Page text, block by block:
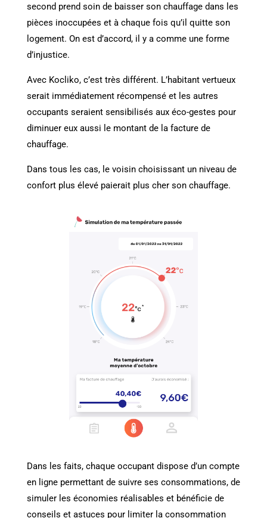
second prend soin de baisser son chauffage dans les
pièces inoccupées et à chaque fois qu’il quitte son
logement. On est d’accord, il y a comme une forme
d’injustice.
Avec Kocliko, c’est très différent. L’habitant vertueux
serait immédiatement récompensé et les autres
occupants seraient sensibilisés aux éco-gestes pour
diminuer eux aussi le montant de la facture de
chauffage.
Dans tous les cas, le voisin choisissant un niveau de
confort plus élevé paierait plus cher son chauffage.
Dans les faits, chaque occupant dispose d’un compte
en ligne permettant de suivre ses consommations, de
simuler les économies réalisables et bénéficie de
conseils et astuces pour limiter la consommation